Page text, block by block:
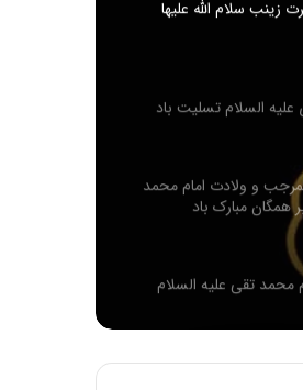
زینب سلام الله علیها
السلام تسلیت باد
و ولادت امام محمد
همگان مبارک باد
محمد تقی عليه السلام